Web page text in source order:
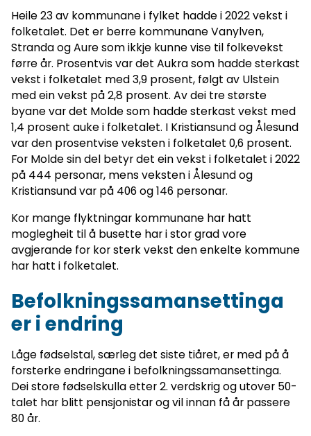
Heile 23 av kommunane i fylket hadde i 2022 vekst i
folketalet. Det er berre kommunane Vanylven,
Stranda og Aure som ikkje kunne vise til folkevekst
førre år. Prosentvis var det Aukra som hadde sterkast
vekst i folketalet med 3,9 prosent, følgt av Ulstein
med ein vekst på 2,8 prosent. Av dei tre største
byane var det Molde som hadde sterkast vekst med
1,4 prosent auke i folketalet. I Kristiansund og Ålesund
var den prosentvise veksten i folketalet 0,6 prosent.
For Molde sin del betyr det ein vekst i folketalet i 2022
på 444 personar, mens veksten i Ålesund og
Kristiansund var på 406 og 146 personar.
Kor mange flyktningar kommunane har hatt
moglegheit til å busette har i stor grad vore
avgjerande for kor sterk vekst den enkelte kommune
har hatt i folketalet.
Befolkningssamansettinga
er i endring
Låge fødselstal, særleg det siste tiåret, er med på å
forsterke endringane i befolkningssamansettinga.
Dei store fødselskulla etter 2. verdskrig og utover 50-
talet har blitt pensjonistar og vil innan få år passere
80 år.